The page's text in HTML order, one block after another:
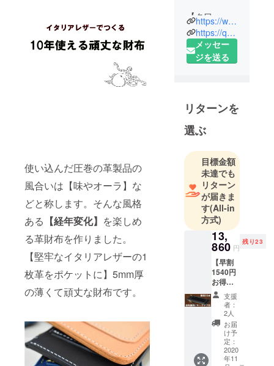
使い込んだ圧巻の革製品の
風合いは【味やオーラ】な
どと称します。そんな風格
ある 【経年変化】 を楽しめ
る革財布を作りました。
【堅牢なイタリアレザーの1
枚革をポケットに】5mm厚
の薄くて頑丈な財布です。
【クワッド
スター】
時が経って
も色褪せな
シンプルで
必要な機能
だけを残し
たミニマル
なデザイン
が特徴で
す。レザー
素材には植
物タンニン
鞣しの国産
レザーを中
心に【1つの
物を長く使
い続ける
事】によ
り、経年変
化を楽しみ
ながらサス
テナブルな
https://www.rakuten.co.jp/quadstar/
https://quadstar.net/
メッセー
ジを送る
リターンを
選ぶ
目標金額
未達でも
リターン
が届きま
す(All-in
方式)
13,
860 円
残り23
【早割
1540円
お得】
スモー
ルポ
ケット
イン
ブッ
テーロ
ブラッ
支援
者：
2人
お届
け予
定：
2020
年11